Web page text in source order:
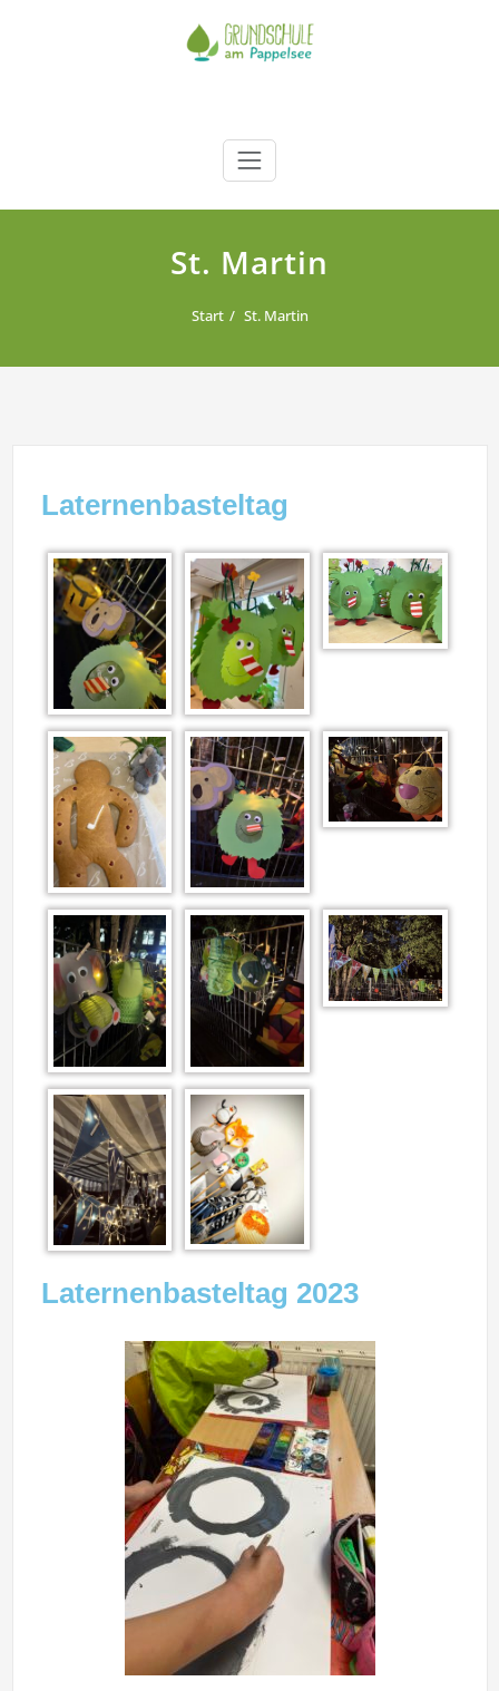
Grundschule am Pappelsee
Kamp-Lintfort
St. Martin
Start St. Martin
Laternenbasteltag
Laternenbasteltag 2023